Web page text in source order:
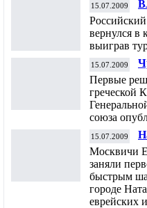
15.07.2009
вернулся в
выиграв
15.07.2009
Первые
греческой
союза
15.07.2009
Москвичи
заняли
быстрым
городе
еврейских